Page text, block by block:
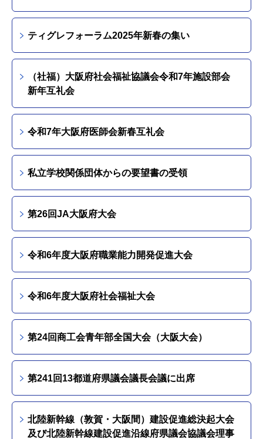
ティグレフォーラム2025年新春の集い
（社福）大阪府社会福祉協議会令和7年施設部会
新年互礼会
令和7年大阪府医師会新春互礼会
私立学校関係団体からの要望書の受領
第26回JA大阪府大会
令和6年度大阪府職業能力開発促進大会
令和6年度大阪府社会福祉大会
第24回商工会青年部全国大会（大阪大会）
第241回13都道府県議会議長会議に出席
北陸新幹線（敦賀・大阪間）建設促進総決起大会
及び北陸新幹線建設促進沿線府県議会協議会理事